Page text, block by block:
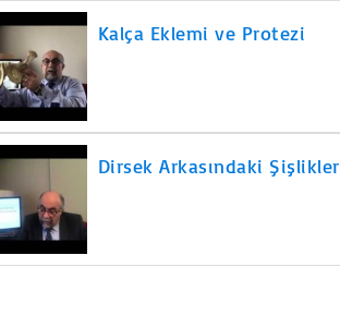
Kalça Eklemi ve Protezi
Dirsek Arkasındaki Şişlikler